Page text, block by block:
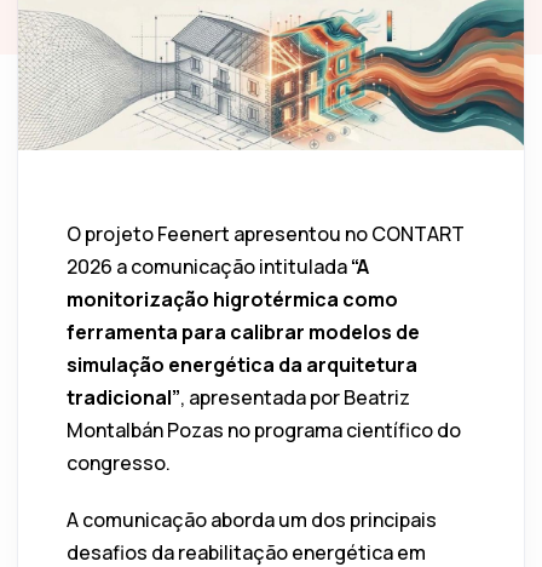
O projeto Feenert apresentou no CONTART
2026 a comunicação intitulada“A
monitorização higrotérmica como
ferramenta para calibrar modelos de
simulação energética da arquitetura
tradicional”, apresentada por Beatriz
Montalbán Pozas no programa científico do
congresso.
A comunicação aborda um dos principais
desafios da reabilitação energética em